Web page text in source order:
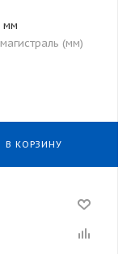
мм
(мм)
В КОРЗИНУ